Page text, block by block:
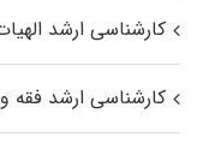
کارشناسی ارشد
کارشناسی ارشد فقه